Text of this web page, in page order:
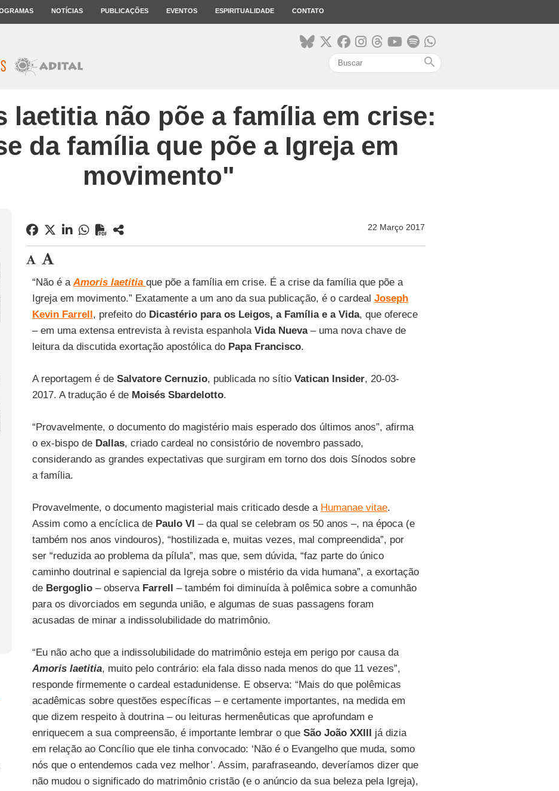
NOTÍCIAS PUBLICAÇÕES EVENTOS ESPIRITUALIDADE CONTATO
search
laetitia não põe a família em crise:
da família que põe a Igreja em
movimento"
22 Março 2017
“Não é aAmoris laetitia que põe a família em crise. É a crise da família que põe a
Igreja em movimento.” Exatamente a um ano da sua publicação, é o cardeal Joseph
Kevin Farrell, prefeito do Dicastério para os Leigos, a Família e a Vida, que oferece
– em uma extensa entrevista à revista espanhola Vida Nueva– uma nova chave de
leitura da discutida exortação apostólica do Papa Francisco.
A reportagem é de Salvatore Cernuzio, publicada no sítio Vatican Insider, 20-03-
2017. A tradução é de Moisés Sbardelotto.
“Provavelmente, o documento do magistério mais esperado dos últimos anos”, afirma
o ex-bispo de Dallas, criado cardeal no consistório de novembro passado,
considerando as grandes expectativas que surgiram em torno dos dois Sínodos sobre
a família.
Provavelmente, o documento magisterial mais criticado desde a Humanae vitae.
Assim como a encíclica de Paulo VI – da qual se celebram os 50 anos –, na época (e
também nos anos vindouros), “hostilizada e, muitas vezes, mal compreendida”, por
ser “reduzida ao problema da pílula”, mas que, sem dúvida, “faz parte do único
caminho doutrinal e sapiencial da Igreja sobre o mistério da vida humana”, a exortação
de Bergoglio– observa Farrell – também foi diminuída à polêmica sobre a comunhão
para os divorciados em segunda união, e algumas de suas passagens foram
acusadas de minar a indissolubilidade do matrimônio.
“Eu não acho que a indissolubilidade do matrimônio esteja em perigo por causa da
Amoris laetitia, muito pelo contrário: ela fala disso nada menos do que 11 vezes”,
responde firmemente o cardeal estadunidense. E observa: “Mais do que polêmicas
acadêmicas sobre questões específicas – e certamente importantes, na medida em
que dizem respeito à doutrina – ou leituras hermenêuticas que aprofundam e
enriquecem a sua compreensão, é importante lembrar o que São João XXIII já dizia
em relação ao Concílio que ele tinha convocado: ‘Não é o Evangelho que muda, somo
nós que o entendemos cada vez melhor’. Assim, parafraseando, deveríamos dizer que
não mudou o significado do matrimônio cristão (e o anúncio da sua beleza pela Igreja),